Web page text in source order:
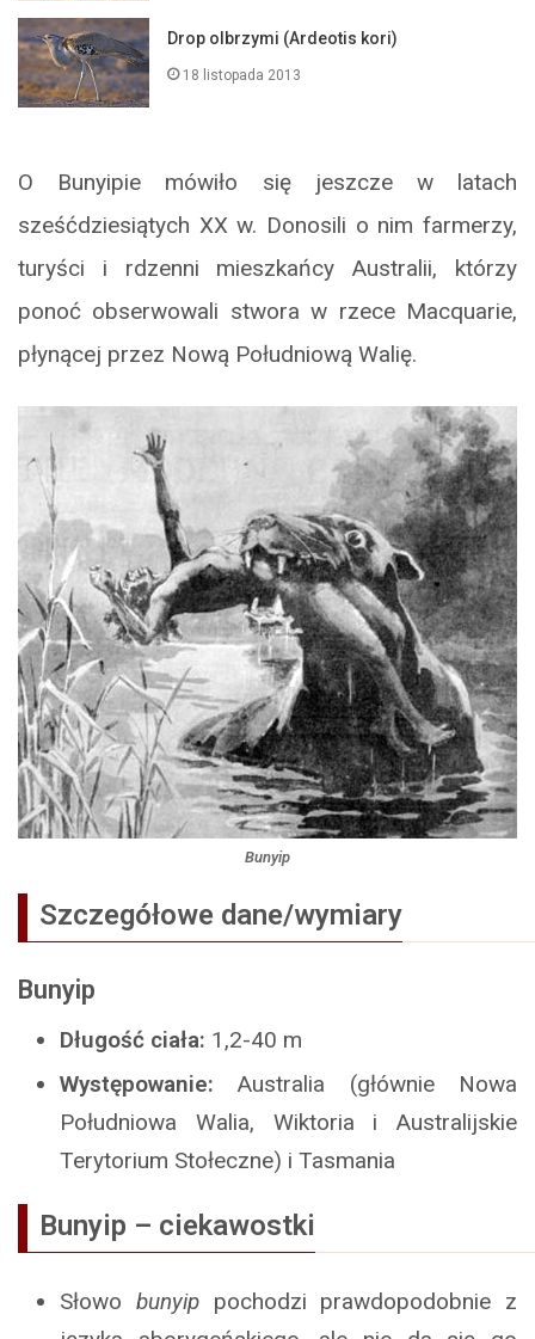
Drop olbrzymi (Ardeotis kori)
18 listopada 2013
O Bunyipie mówiło się jeszcze w latach
sześćdziesiątych XX w. Donosili o nim farmerzy,
turyści i rdzenni mieszkańcy Australii, którzy
ponoć obserwowali stwora w rzece Macquarie,
płynącej przez Nową Południową Walię.
Bunyip
Szczegółowe dane/wymiary
Bunyip
Długość ciała: 1,2-40 m
Występowanie:Australia (głównie Nowa
Południowa Walia, Wiktoria i Australijskie
Terytorium Stołeczne) i Tasmania
Bunyip – ciekawostki
Słowo bunyip pochodzi prawdopodobnie z